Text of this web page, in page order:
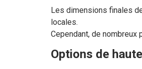
Les dimensions finales
locales.
Cependant, de
Options de